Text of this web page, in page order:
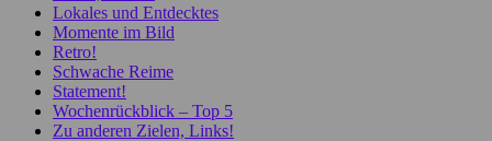
Lokales und Entdecktes
Momente im Bild
Retro!
Schwache Reime
Statement!
Wochenrückblick – Top 5
Zu anderen Zielen, Links!